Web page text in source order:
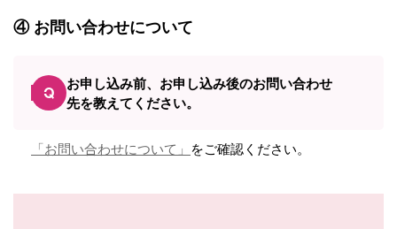
④ お問い合わせについて
Q
お申し込み前、お申し込み後のお問い合わせ
先を教えてください。
「お問い合わせについて」 をご確認ください。